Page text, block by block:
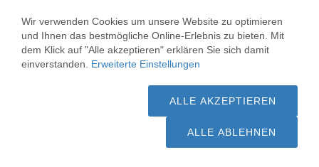
Ursprungsland: Tschechien
Enthält Farbstoffe: Ja
* Gilt für Lieferungen nach Deutschland. Lieferzeiten für andere
Wir verwenden Cookies um unsere Website zu optimieren
und Ihnen das bestmögliche Online-Erlebnis zu bieten. Mit
dem Klick auf "Alle akzeptieren" erklären Sie sich damit
einverstanden. Erweiterte Einstellungen
ALLE AKZEPTIEREN
ALLE ABLEHNEN